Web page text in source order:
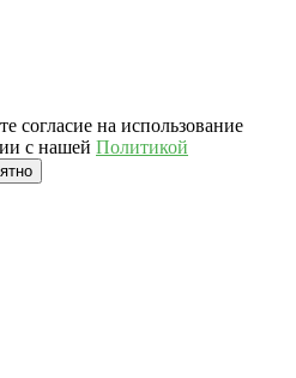
согласие на использование
с нашей Политикой